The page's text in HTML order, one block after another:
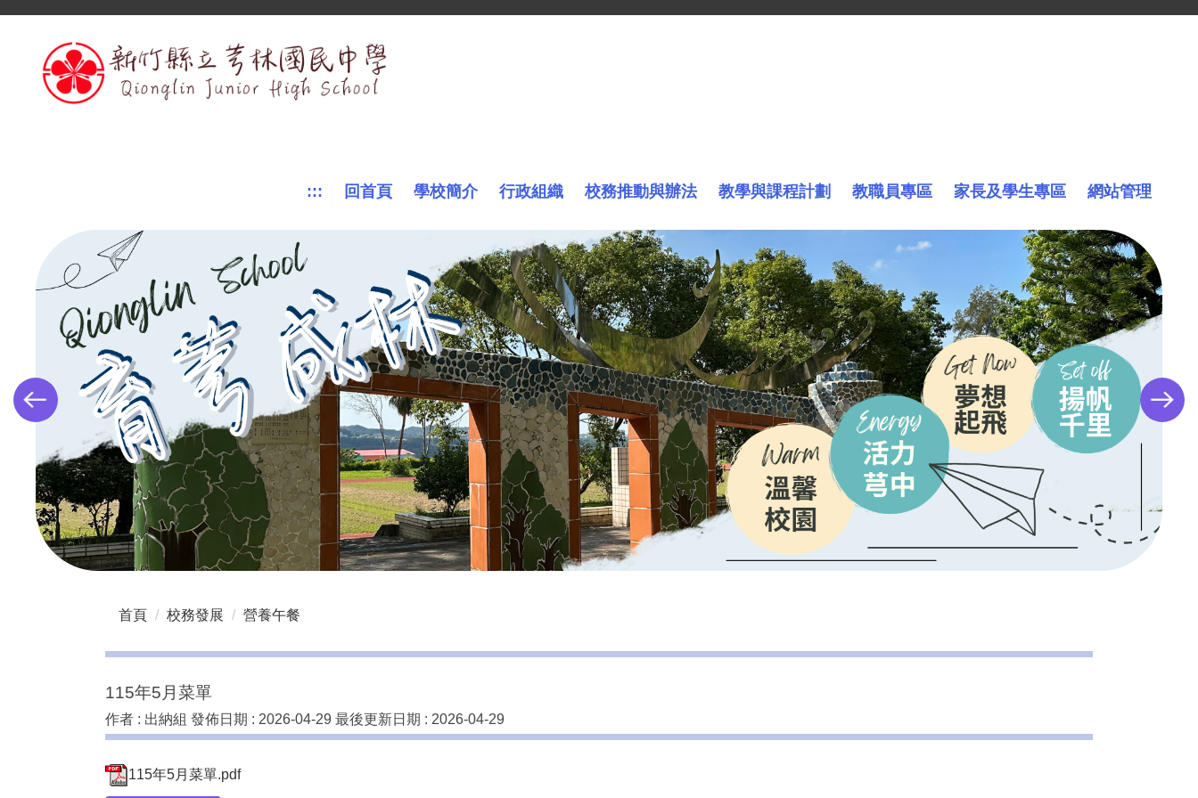
::: 回首頁 學校簡介 行政組織 校務推動與辦法 教學與課程計劃 教職員專區 家長及學生專區 網站管理
首頁 校務發展 營養午餐
115年5月菜單
作者 : 出納組 發佈日期 : 2026-04-29 最後更新日期 : 2026-04-29
115年5月菜單.pdf